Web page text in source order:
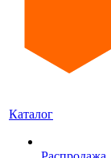
Каталог